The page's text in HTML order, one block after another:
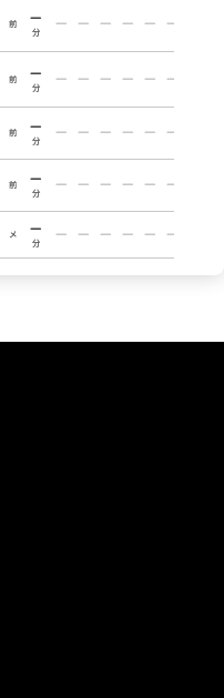
前
分
前
分
前
分
前
分
メ
分